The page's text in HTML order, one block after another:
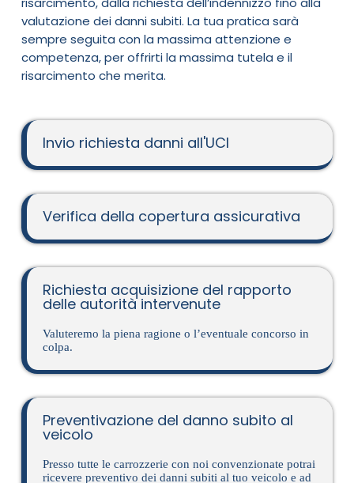
valutazione dei danni subiti. La tua pratica sarà
sempre seguita con la massima attenzione e
competenza, per offrirti la massima tutela e il
risarcimento che merita.
Invio richiesta danni all'UCI
Verifica della copertura assicurativa
Richiesta acquisizione del rapporto
delle autorità intervenute​
Valuteremo la piena ragione o l’eventuale concorso in
colpa.
Preventivazione del danno subito al
veicolo​
Presso tutte le carrozzerie con noi convenzionate potrai
ricevere preventivo dei danni subiti al tuo veicolo e ad